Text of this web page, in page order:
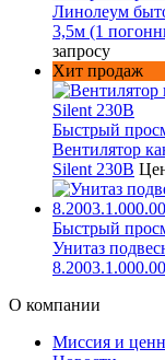
Линолеум
3,5м (1
запросу
Хит продаж
Быстрый
Вентилятор
Silent 230В
Быстрый
Унитаз
О компании
Миссия и